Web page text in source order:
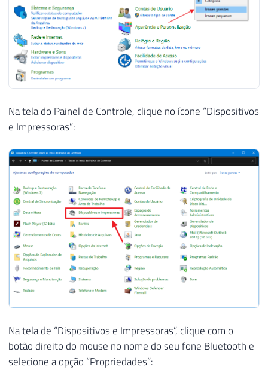
Na tela do Painel de Controle, clique no ícone “Dispositivos
e Impressoras”:
Na tela de “Dispositivos e Impressoras”, clique com o
botão direito do mouse no nome do seu fone Bluetooth e
selecione a opção “Propriedades”: